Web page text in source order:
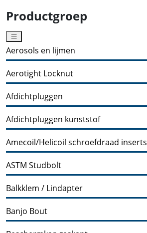
Productgroep
Aerosols en lijmen
Aerotight Locknut
Afdichtpluggen
Afdichtpluggen kunststof
Amecoil/Helicoil schroefdraad inserts
ASTM Studbolt
Balkklem / Lindapter
Banjo Bout